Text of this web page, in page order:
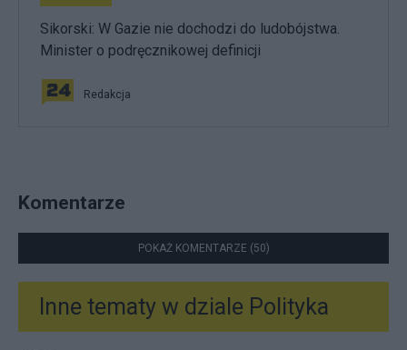
Sikorski: W Gazie nie dochodzi do ludobójstwa.
Minister o podręcznikowej definicji
Redakcja
Komentarze
POKAŻ KOMENTARZE (50)
Inne tematy w dziale Polityka